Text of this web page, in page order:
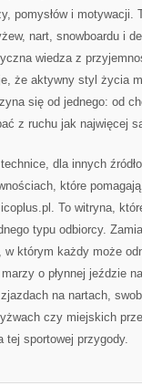
pomysłów i motywacji.
nart, snowboardu i
wiedza z
że aktywny styl życia
się od jednego: od
z ruchu jak najwięcej
dla innych
które
To witryna,
typu odbiorcy.
którym każdy może
o płynnej jeździe
na nartach,
czy miejskich
tej sportowej przygody.